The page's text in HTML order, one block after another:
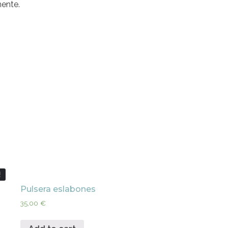
Pulsera eslabones
35,00€